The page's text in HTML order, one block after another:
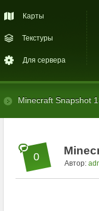
Карты
Текстуры
Для сервера
Minecraft Snapshot
0
Автор: